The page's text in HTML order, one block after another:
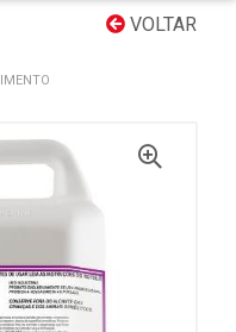
VOLTAR